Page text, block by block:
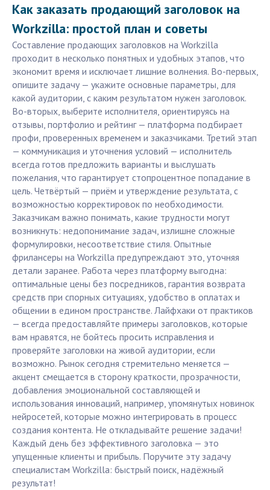
Как заказать продающий заголовок на
Workzilla: простой план и советы
Составление продающих заголовков на Workzilla
проходит в несколько понятных и удобных этапов, что
экономит время и исключает лишние волнения. Во-первых,
опишите задачу — укажите основные параметры, для
какой аудитории, с каким результатом нужен заголовок.
Во-вторых, выберите исполнителя, ориентируясь на
отзывы, портфолио и рейтинг — платформа подбирает
профи, проверенных временем и заказчиками. Третий этап
— коммуникация и уточнения условий — исполнитель
всегда готов предложить варианты и выслушать
пожелания, что гарантирует стопроцентное попадание в
цель. Четвёртый — приём и утверждение результата, с
возможностью корректировок по необходимости.
Заказчикам важно понимать, какие трудности могут
возникнуть: недопонимание задач, излишне сложные
формулировки, несоответствие стиля. Опытные
фрилансеры на Workzilla предупреждают это, уточняя
детали заранее. Работа через платформу выгодна:
оптимальные цены без посредников, гарантия возврата
средств при спорных ситуациях, удобство в оплатах и
общении в едином пространстве. Лайфхаки от практиков
— всегда предоставляйте примеры заголовков, которые
вам нравятся, не бойтесь просить исправления и
проверяйте заголовки на живой аудитории, если
возможно. Рынок сегодня стремительно меняется —
акцент смещается в сторону краткости, прозрачности,
добавления эмоциональной составляющей и
использования инноваций, например, упомянутых новинок
нейросетей, которые можно интегрировать в процесс
создания контента. Не откладывайте решение задачи!
Каждый день без эффективного заголовка — это
упущенные клиенты и прибыль. Поручите эту задачу
специалистам Workzilla: быстрый поиск, надёжный
результат!